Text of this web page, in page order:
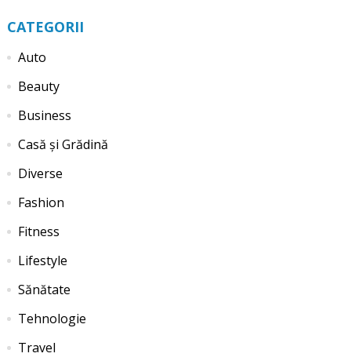
CATEGORII
Auto
Beauty
Business
Casă și Grădină
Diverse
Fashion
Fitness
Lifestyle
Sănătate
Tehnologie
Travel